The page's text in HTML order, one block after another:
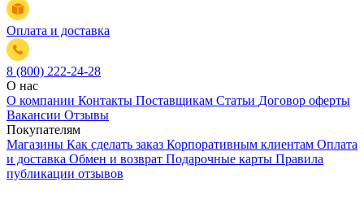
Оплата и доставка
8 (800) 222-24-28
О нас
О компании Контакты Поставщикам Статьи Договор оферты
Вакансии Отзывы
Покупателям
Магазины Как сделать заказ Корпоративным клиентам Оплата
и доставка Обмен и возврат Подарочные карты Правила
публикации отзывов